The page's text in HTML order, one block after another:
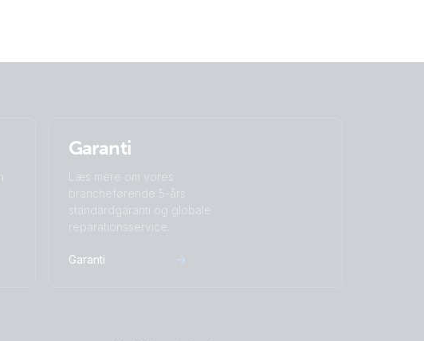
Garanti
Læs mere om vores
brancheførende 5-års
standardgaranti og globale
reparationsservice.
Garanti